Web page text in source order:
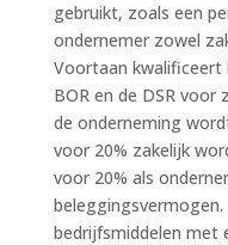
gebruikt, zoals een
ondernemer zowel
Voortaan kwalificeert
BOR en de DSR voor
de onderneming
voor 20% zakelijk
voor 20% als
bedrijfsmiddelen met